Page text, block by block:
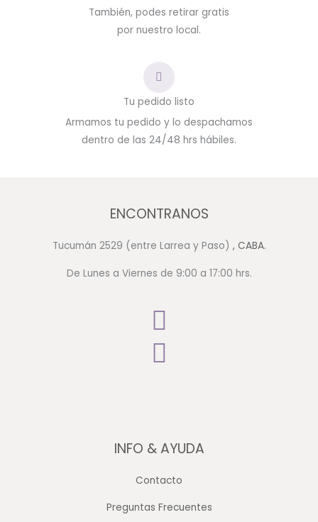
También, podes retirar gratis
por nuestro local.
Tu pedido listo
Armamos tu pedido y lo despachamos
dentro de las 24/48 hrs hábiles.
ENCONTRANOS
Tucumán 2529 (entre Larrea y Paso) , CABA.
De Lunes a Viernes de 9:00 a 17:00 hrs.
INFO & AYUDA
Contacto
Preguntas Frecuentes